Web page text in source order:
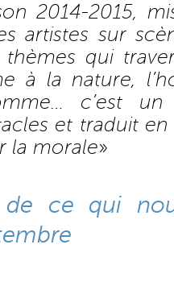
2014-2015,
artistes sur
qui
à la nature,
c’est
et traduit
la morale»
de ce qui